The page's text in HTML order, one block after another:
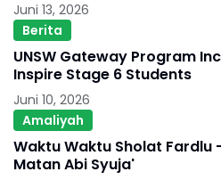
Juni 13, 2026
Berita
UNSW Gateway Program
Inspire Stage 6 Students
Juni 10, 2026
Amaliyah
Waktu Waktu Sholat Fardlu
Matan Abi Syuja'